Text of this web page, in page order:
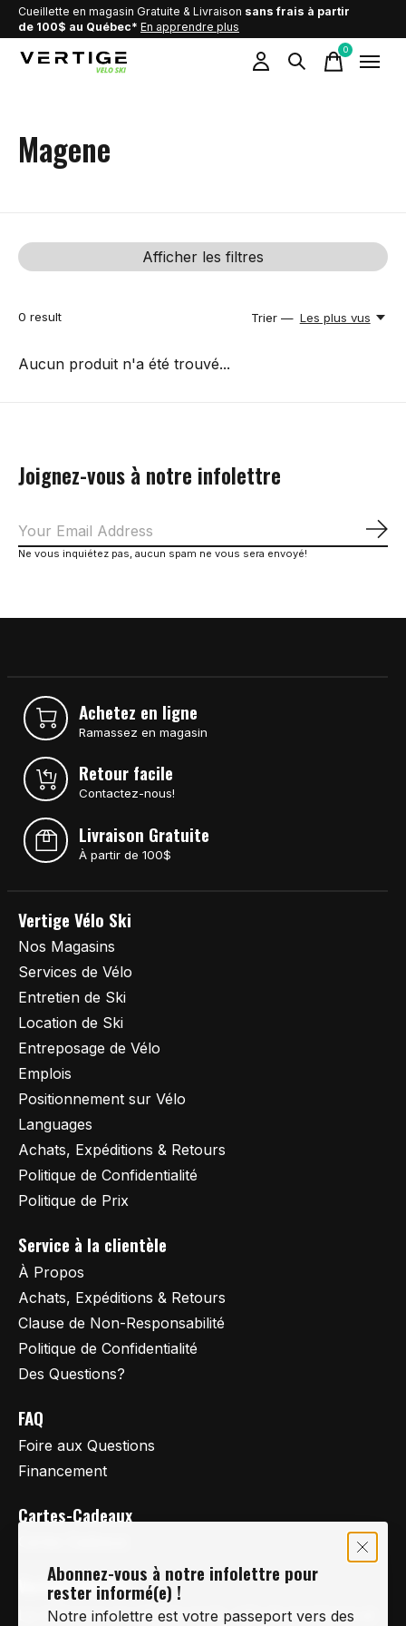
Cueillette en magasin Gratuite & Livraison sans frais à partir
de 100$ au Québec* En apprendre plus
0items
Magene
Afficher les filtres
0 result Trier — Les plus vus
Aucun produit n'a été trouvé...
Joignez-vous à notre infolettre
Ne vous inquiétez pas, aucun spam ne vous sera envoyé!
Achetez en ligne
Ramassez en magasin
Retour facile
Contactez-nous!
Livraison Gratuite
À partir de 100$
Vertige Vélo Ski
Nos Magasins
Services de Vélo
Entretien de Ski
Location de Ski
Entreposage de Vélo
Emplois
Positionnement sur Vélo
Languages
Achats, Expéditions & Retours
Politique de Confidentialité
Politique de Prix
Service à la clientèle
À Propos
Achats, Expéditions & Retours
Clause de Non-Responsabilité
Politique de Confidentialité
Des Questions?
FAQ
Foire aux Questions
Financement
Cartes-Cadeaux
Vertige Vélo Ski
La référence en vélo de route, vélo de montagne et
Abonnez-vous à notre infolettre pour
rester informé(e) !
Notre infolettre est votre passeport vers des